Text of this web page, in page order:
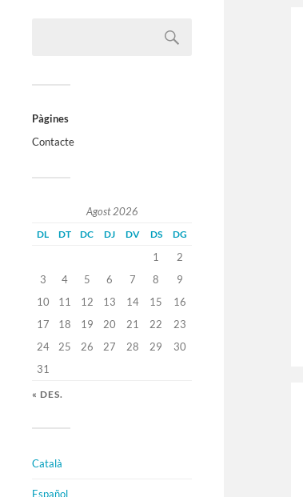
Pàgines
Contacte
Agost 2026
DL DT DC DJ DV DS DG
1
2
3
4 5 6 7 8
9
10
11 12 13 14 15
16
17
18 19 20 21 22
23
24
25 26 27 28 29
30
31
« DES.
Català
Español